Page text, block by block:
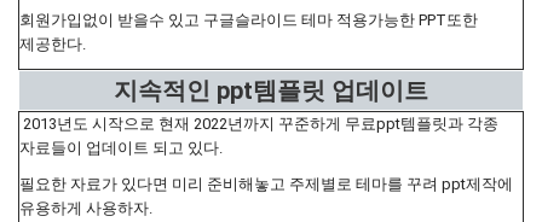
회원가입없이 받을수 있고 구글슬라이드 테마 적용가능한 PPT또한
제공한다.
지속적인 ppt템플릿 업데이트
2013년도 시작으로 현재 2022년까지 꾸준하게 무료ppt템플릿과 각종
자료들이 업데이트 되고 있다.
필요한 자료가 있다면 미리 준비해놓고 주제별로 테마를 꾸려 ppt제작에
유용하게 사용하자.